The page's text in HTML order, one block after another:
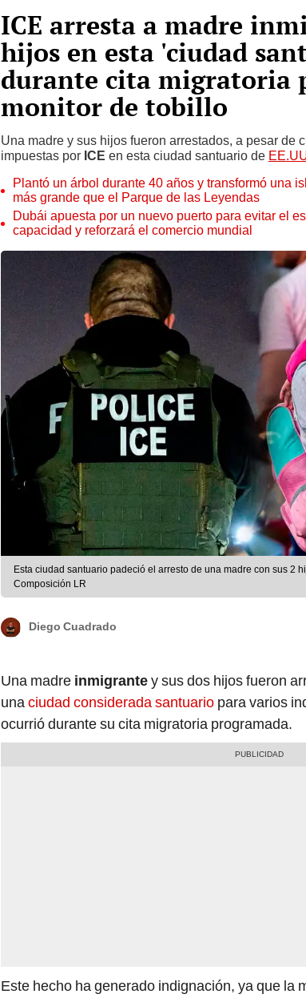
ICE arresta a madre
hijos en esta 'ciudad
durante cita migratoria
monitor de tobillo
Una madre y sus hijos fueron arrestados, a pesar de
impuestas por ICE en esta ciudad santuario de
Plantó un árbol durante 40 años y transformó una
más grande que el Parque de las Leyendas
Dubái apuesta por un nuevo puerto para evitar el
capacidad y reforzará el comercio mundial
Esta ciudad santuario padeció el arresto de una madre con sus 2
Composición LR
Diego Cuadrado
Una madre inmigrantey sus dos hijos fueron
unaciudad considerada santuario para varios
ocurrió durante su cita migratoria programada.
Este hecho ha generado indignación, ya que la